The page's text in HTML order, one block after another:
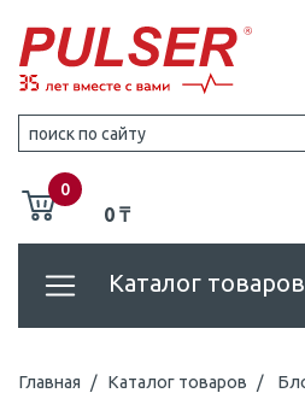
0
0 ₸
Каталог товаров
Главная Каталог товаров